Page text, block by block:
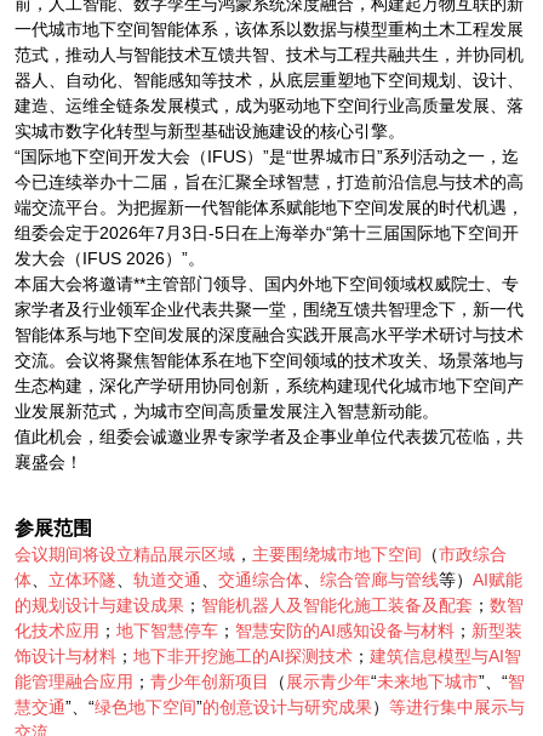
一代城市地下空间智能体系，该体系以数据与模型重构土木工程发展
范式，推动人与智能技术互馈共智、技术与工程共融共生，并协同机
器人、自动化、智能感知等技术，从底层重塑地下空间规划、设计、
建造、运维全链条发展模式，成为驱动地下空间行业高质量发展、落
实城市数字化转型与新型基础设施建设的核心引擎。
“国际地下空间开发大会（IFUS）”是“世界城市日”系列活动之一，迄
今已连续举办十二届，旨在汇聚全球智慧，打造前沿信息与技术的高
端交流平台。为把握新一代智能体系赋能地下空间发展的时代机遇，
组委会定于2026年7月3日-5日在上海举办“第十三届国际地下空间开
发大会（IFUS 2026）”。
本届大会将邀请**主管部门领导、国内外地下空间领域权威院士、专
家学者及行业领军企业代表共聚一堂，围绕互馈共智理念下，新一代
智能体系与地下空间发展的深度融合实践开展高水平学术研讨与技术
交流。会议将聚焦智能体系在地下空间领域的技术攻关、场景落地与
生态构建，深化产学研用协同创新，系统构建现代化城市地下空间产
业发展新范式，为城市空间高质量发展注入智慧新动能。
值此机会，组委会诚邀业界专家学者及企事业单位代表拨冗莅临，共
襄盛会！
参展范围
会议期间将设立精品展示区域 ， 主要围绕城市地下空间 （市政综合
体
立体环隧 轨道交通 交通综合体 综合管廊与管线等） AI赋能
的规划设计与建设成果 ； 智能机器人及智能化施工装备及配套 ； 数智
化技术应用 ； 地下智慧停车 ； 智慧安防的AI感知设备与材料 ； 新型装
饰设计与材料 ； 地下非开挖施工的AI探测技术 ； 建筑信息模型与AI智
能管理融合应用 ； 青少年创新项目 （ 展示青少年“未来地下城市”、“智
慧交通”、“绿色地下空间”的创意设计与研究成果） 等进行集中展示与
交流